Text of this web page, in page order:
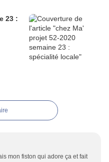
23 :
mon fiston qui adore ça et fait